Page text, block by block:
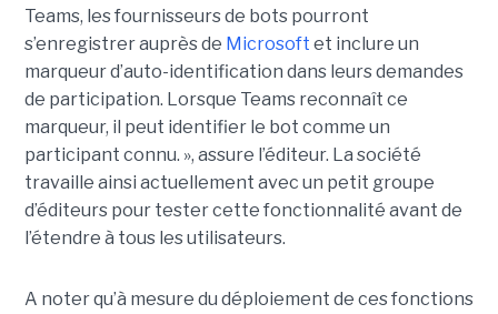
Teams, les fournisseurs de bots pourront
s’enregistrer auprès de Microsoft et inclure un
marqueur d’auto-identification dans leurs demandes
de participation. Lorsque Teams reconnaît ce
marqueur, il peut identifier le bot comme un
participant connu. », assure l’éditeur. La société
travaille ainsi actuellement avec un petit groupe
d’éditeurs pour tester cette fonctionnalité avant de
l’étendre à tous les utilisateurs.
A noter qu’à mesure du déploiement de ces fonctions